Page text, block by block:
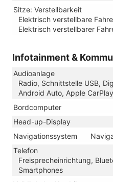
Sitze: Verstellbarkeit
Elektrisch verstellbare
Elektrisch verstellbarer
Infotainment &
Audioanlage
Radio, Schnittstelle USB,
Android Auto, Apple
Bordcomputer
Head-up-Display
Navigationssystem
Telefon
Freisprecheinrichtung,
Smartphones